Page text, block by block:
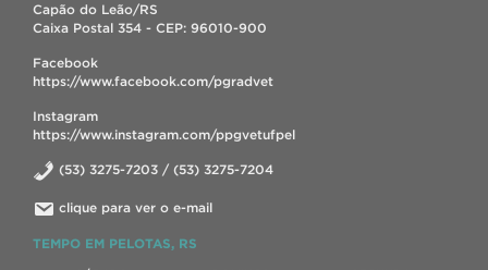
Capão do Leão/RS
Caixa Postal 354 - CEP: 96010-900
Facebook
https://www.facebook.com/pgradvet
Instagram
https://www.instagram.com/ppgvetufpel
(53) 3275-7203 / (53) 3275-7204
clique para ver o e-mail
TEMPO EM PELOTAS, RS